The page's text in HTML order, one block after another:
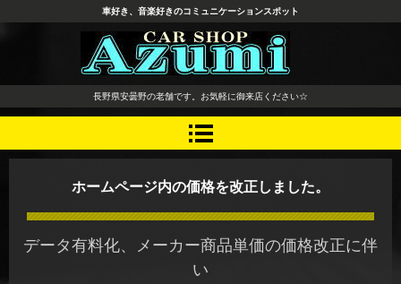
長野県 安曇野市 タイヤ ホ
イール デッドニング カーオ
ーディオ レカロシート
車好き、音楽好きのコミュニケーションスポット
長野県安曇野の老舗です。お気軽に御来店ください☆
ホームページ内の価格を改正しました。
データ有料化、メーカー商品単価の価格改正に伴
い